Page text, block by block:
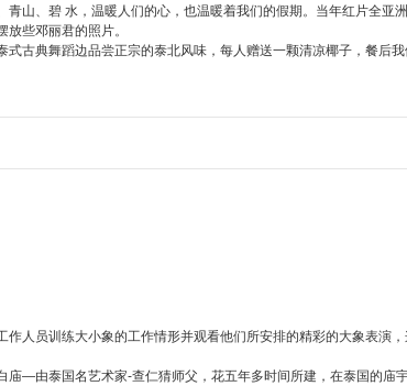
山、碧 水，温暖人们的心，也温暖着我们的假期。当年红片全亚
些邓丽君的照片。
舞蹈边品尝正宗的泰北风味，每人赠送一颗清凉椰子，餐后我
人员训练大小象的工作情形并观看他们所安排的精彩的大象表演
泰国名艺术家-查仁猜师父，花五年多时间所建，在泰国的庙宇